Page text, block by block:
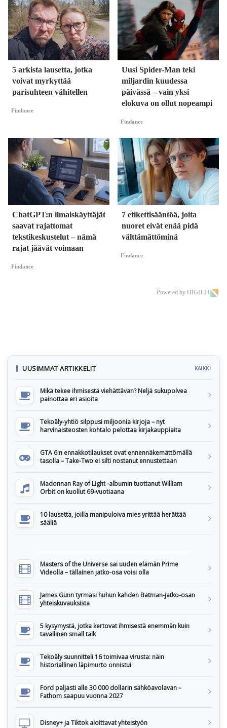
5 arkista lausetta, jotka
voivat myrkyttää
parisuhteen vähitellen
Findance
Uusi Spider-Man teki
miljardin kuudessa
päivässä – vain yksi
elokuva on ollut nopeampi
Findance
ChatGPT:n ilmaiskäyttäjät
saavat rajattomat
tekstikeskustelut – nämä
rajat jäävät voimaan
Findance
7 etikettisääntöä, joita
nuoret eivät enää pidä
välttämättöminä
Findance
Powered by HIGH.FI
UUSIMMAT ARTIKKELIT KAIKKI
Mikä tekee ihmisestä viehättävän? Neljä sukupolvea
painottaa eri asioita
Tekoäly-yhtiö silppusi miljoonia kirjoja – nyt
harvinaisteosten kohtalo pelottaa kirjakauppiaita
GTA 6:n ennakkotilaukset ovat ennennäkemättömällä
tasolla – Take-Two ei silti nostanut ennustettaan
Madonnan Ray of Light -albumin tuottanut William
Orbit on kuollut 69-vuotiaana
10 lausetta, joilla manipuloiva mies yrittää herättää
sääliä
Masters of the Universe sai uuden elämän Prime
Videolla – tällainen jatko-osa voisi olla
James Gunn tyrmäsi huhun kahden Batman-jatko-osan
yhteiskuvauksista
5 kysymystä, jotka kertovat ihmisestä enemmän kuin
tavallinen small talk
Tekoäly suunnitteli 16 toimivaa virusta: näin
historiallinen läpimurto onnistui
Ford paljasti alle 30 000 dollarin sähköavolavan –
Fathom saapuu vuonna 2027
Disney+ ja Tiktok aloittavat yhteistyön